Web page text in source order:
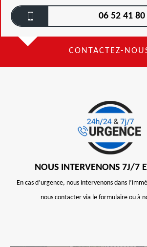
06 52 41 80
CONTACTEZ-
NOUS INTERVENONS 7J/7
En cas d’urgence, nous intervenons dans
nous contacter via le formulaire ou à